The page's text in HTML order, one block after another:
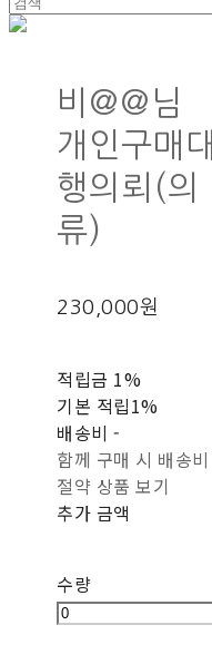
비@@님
개인구매대
행의뢰(의
류)
230,000원
적립금 1%
기본 적립1%
배송비-
함께 구매 시 배송비
절약 상품 보기
추가 금액
수량